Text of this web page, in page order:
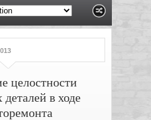
целостности
в ходе